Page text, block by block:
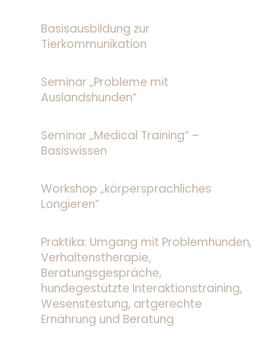
Basisausbildung zur
Tierkommunikation
Seminar „Probleme mit
Auslandshunden“
Seminar „Medical Training“ –
Basiswissen
Workshop „körpersprachliches
Longieren“
Praktika: Umgang mit Problemhunden,
Verhaltenstherapie,
Beratungsgespräche,
hundegestützte Interaktionstraining,
Wesenstestung, artgerechte
Ernährung und Beratung